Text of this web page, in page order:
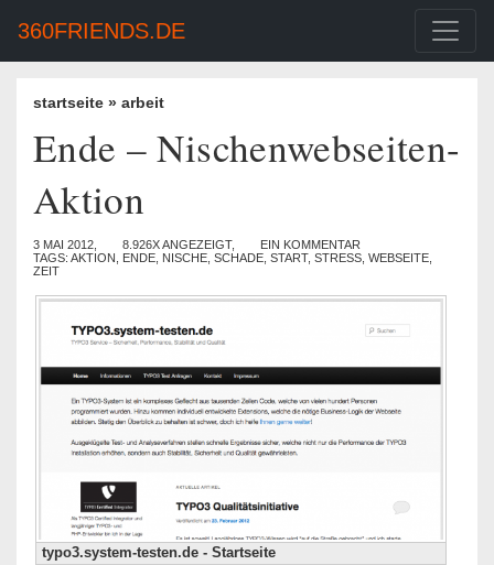
360FRIENDS.DE
startseite » arbeit
Ende – Nischenwebseiten-
Aktion
3 MAI 2012, 8.926X ANGEZEIGT,
EIN KOMMENTAR
TAGS: AKTION ENDE NISCHE SCHADE START, STRESS WEBSEITE
ZEIT
typo3.system-testen.de - Startseite